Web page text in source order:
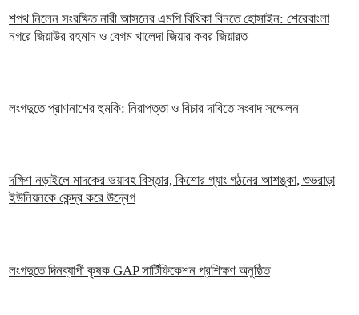
শপথ নিলেন সংরক্ষিত নারী আসনের এমপি বিথিকা বিনতে হোসাইন: শেরেবাংলা
নগরে জিয়াউর রহমান ও বেগম খালেদা জিয়ার কবর জিয়ারত
লংগদুতে প্রাণনাশের হুমকি: নিরাপত্তা ও বিচার দাবিতে সংবাদ সম্মেলন
দক্ষিণ নড়াইলে মাদকের ভয়াবহ বিস্তার, কিশোর গ্যাং গঠনের আশঙ্কা, শুভরাড়া
ইউনিয়নকে কেন্দ্র করে উদ্বেগ
লংগদুতে দিনব্যাপী কৃষক GAP সার্টিফিকেশন প্রশিক্ষণ অনুষ্ঠিত